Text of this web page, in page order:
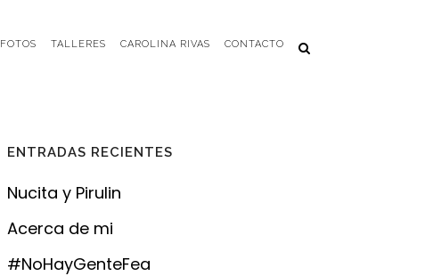
FOTOS TALLERES CAROLINA RIVAS CONTACTO
ENTRADAS RECIENTES
Nucita y Pirulin
Acerca de mi
#NoHayGenteFea